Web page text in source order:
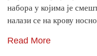
набора у којима је
налази се на крову
Read More